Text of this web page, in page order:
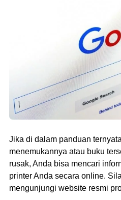
Jika di dalam panduan
menemukannya atau buku
rusak, Anda bisa mencari
printer Anda secara online.
mengunjungi website resmi